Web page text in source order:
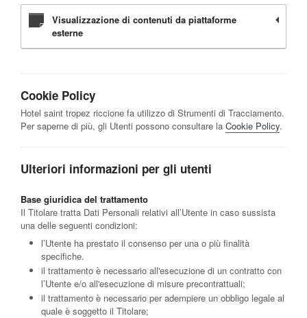
Visualizzazione di contenuti da piattaforme
esterne
Cookie Policy
Hotel saint tropez riccione fa utilizzo di Strumenti di Tracciamento.
Per saperne di più, gli Utenti possono consultare la Cookie Policy.
Ulteriori informazioni per gli utenti
Base giuridica del trattamento
Il Titolare tratta Dati Personali relativi all’Utente in caso sussista
una delle seguenti condizioni:
l’Utente ha prestato il consenso per una o più finalità
specifiche.
il trattamento è necessario all'esecuzione di un contratto con
l’Utente e/o all'esecuzione di misure precontrattuali;
il trattamento è necessario per adempiere un obbligo legale al
quale è soggetto il Titolare;